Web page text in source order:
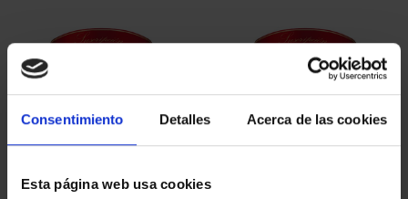
Consentimiento Detalles Acerca de las cookies
Esta página web usa cookies